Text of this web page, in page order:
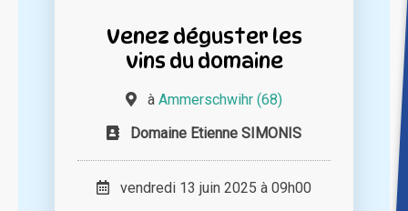
Venez déguster les
vins du domaine
à Ammerschwihr (68)
Domaine Etienne SIMONIS
vendredi 13 juin 2025 à 09h00